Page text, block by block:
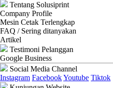
Tentang Solusiprint
Company Profile
Mesin Cetak Terlengkap
FAQ / Sering ditanyakan
Artikel
Testimoni Pelanggan
Google Business
Social Media Channel
Instagram FacebookYoutube Tiktok